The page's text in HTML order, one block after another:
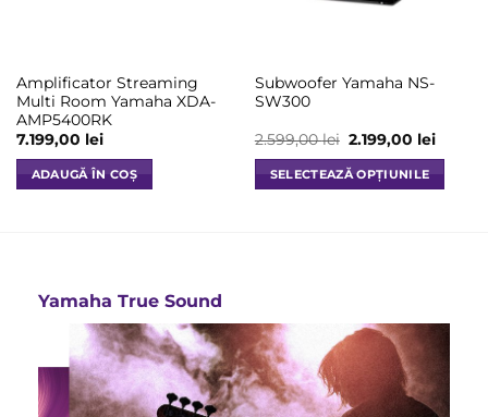
produsului.
Amplificator Streaming
Multi Room Yamaha XDA-
AMP5400RK
7.199,00 lei
ADAUGĂ ÎN COȘ
Subwoofer Yamaha NS-
SW300
2.599,00lei Prețul
inițial
a
fost:
2.599,00 lei.
2.199,00 leiPrețul
SELECTEAZĂ OPȚIUNILE
Opțiunile
pot
fi
alese
Yamaha True Sound